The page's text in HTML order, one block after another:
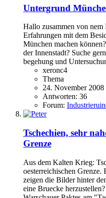
Untergrund
Hallo zusammen von
Erfahrungen mit dem
München machen
der Innenstadt? Suche
begehung und
xeronc4
Thema
24. November 2008
Antworten: 36
Forum:
Tschechien, sehr
Grenze
Aus dem Kalten Krieg:
oesterreichischen Grenze.
zeigen die Bilder hinter
eine Bruecke